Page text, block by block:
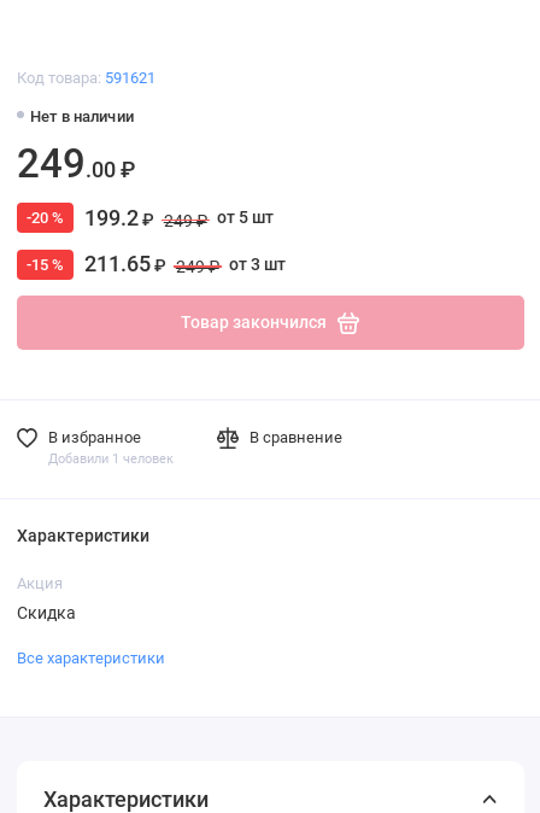
Код товара: 591621
Нет в наличии
249.00 ₽
-20 % 199.2₽ 249 ₽ от 5 шт
-15 % 211.65₽ 249 ₽ от 3 шт
Товар закончился
В избранное
Добавили 1 человек
В сравнение
Характеристики
Акция
Скидка
Все характеристики
Характеристики